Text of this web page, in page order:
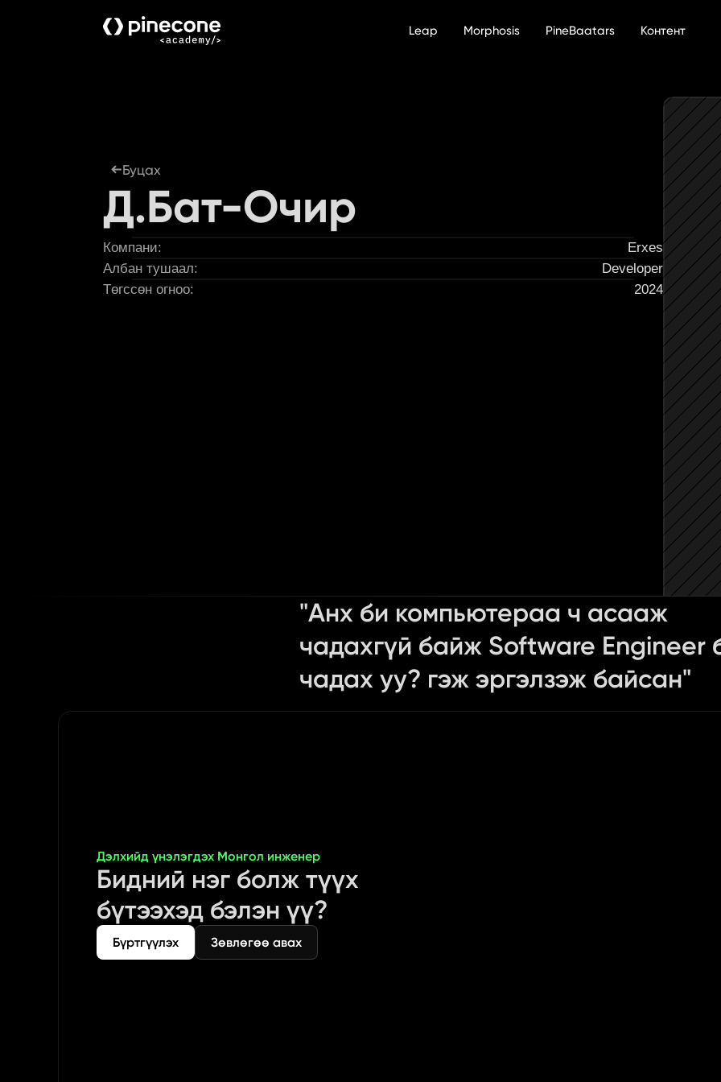
Буцах
Д.Бат-Очир
Компани:
Erxes
Албан тушаал:
Developer
Төгссөн огноо:
2024
Leap Morphosis PineBaatars Контент
"Анх би компьютераа ч асааж
чадахгүй байж Software Engineer
чадах уу? гэж эргэлзэж байсан"
Дэлхийд үнэлэгдэх Монгол инженер
Бидний нэг болж түүх
бүтээхэд бэлэн үү?
Бүртгүүлэх Зөвлөгөө авах